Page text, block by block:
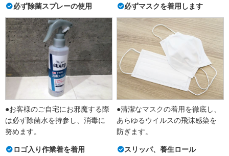
必ず除菌スプレーの使用
●お客様のご自宅にお邪魔する際
は必ず除菌水を持参し、消毒に
努めます。
必ずマスクを着用します
●清潔なマスクの着用を徹底し、
あらゆるウイルスの飛沫感染を
防ぎます。
ロゴ入り作業着を着用 スリッパ、養生ロール